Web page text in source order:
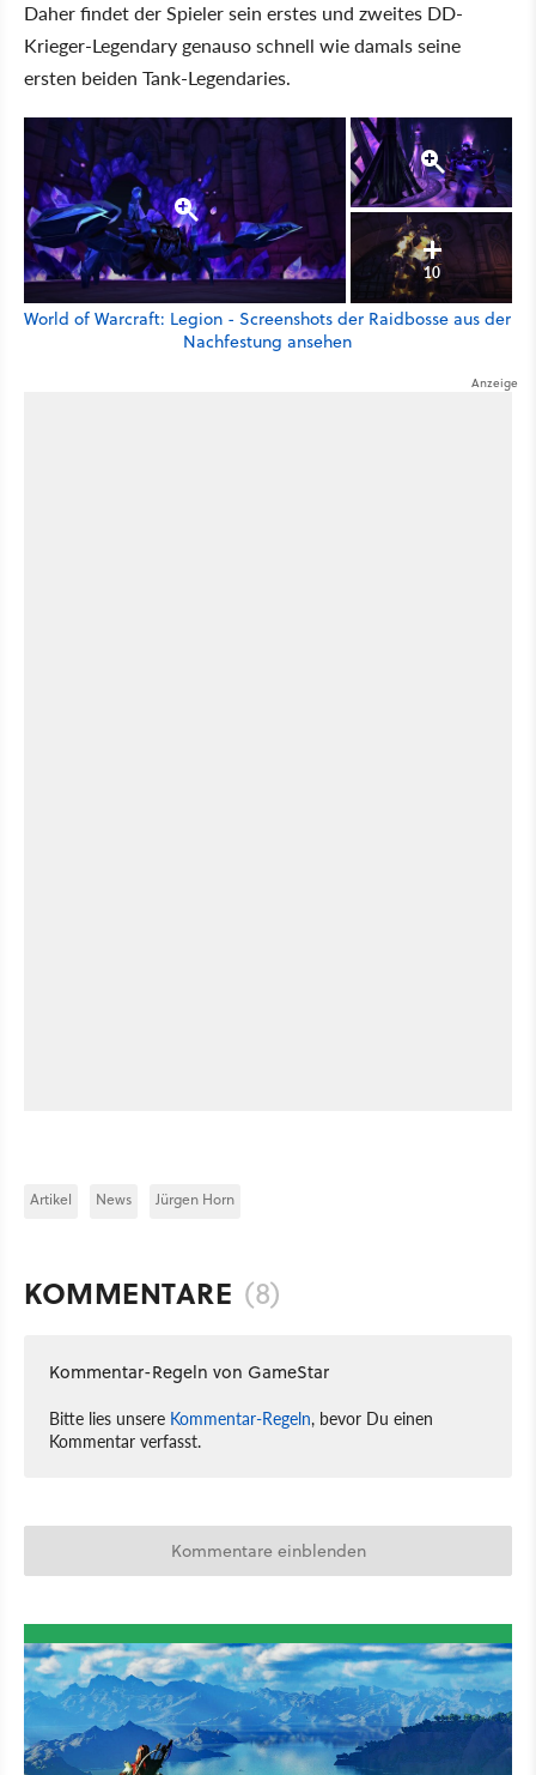
Daher findet der Spieler sein erstes und zweites DD-
Krieger-Legendary genauso schnell wie damals seine
ersten beiden Tank-Legendaries.
10
World of Warcraft: Legion - Screenshots der Raidbosse aus der
Nachfestung ansehen
Artikel News Jürgen Horn
KOMMENTARE (8)
Kommentar-Regeln von GameStar
Bitte lies unsere Kommentar-Regeln, bevor Du einen
Kommentar verfasst.
Kommentare einblenden